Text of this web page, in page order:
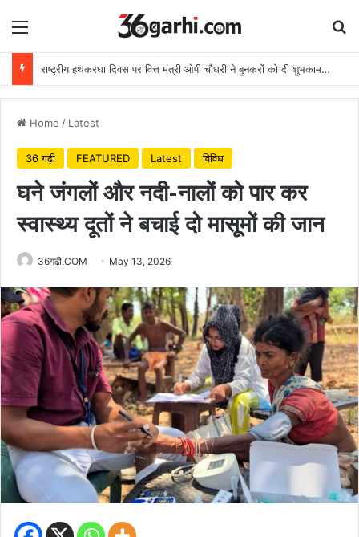
Menu
राष्ट्रीय हथकरघा दिवस पर वित्त मंत्री ओपी चौधरी ने बुनकरों को दी शुभकामनाएं
Home / Latest
36 गढ़ी FEATURED Latest विविध
घने जंगलों और नदी-नालों को पार कर
स्वास्थ्य दूतों ने बचाई दो मासूमों की जान
36गढ़ी.COM May 13, 2026